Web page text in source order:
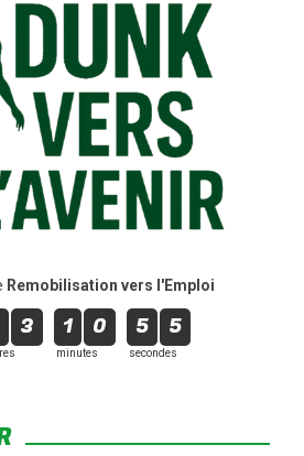
Remobilisation vers l'Emploi
3 1 0
minutes
5 5
secondes